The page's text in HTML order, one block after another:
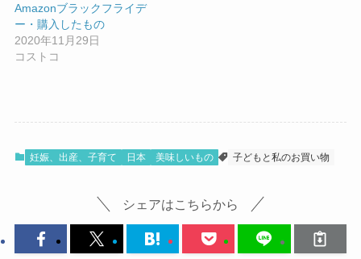
Amazonブラックフライデ
ー・購入したもの
2020年11月29日
コストコ
妊娠、出産、子育て 日本 美味しいもの 子どもと私のお買い物
シェアはこちらから